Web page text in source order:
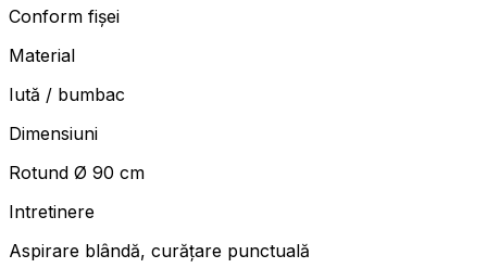
Conform fișei
Material
Iută / bumbac
Dimensiuni
Rotund Ø 90 cm
Intretinere
Aspirare blândă, curățare punctuală